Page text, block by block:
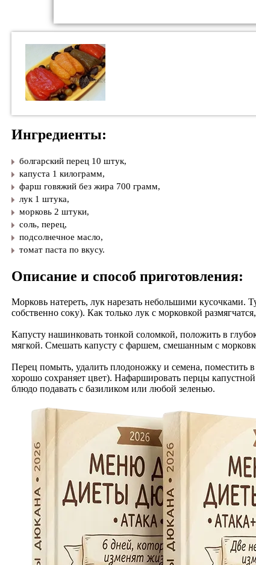
Ингредиенты:
болгарский перец 10 штук,
капуста 1 килограмм,
фарш говяжий без жира 700 грамм,
лук 1 штука,
морковь 2 штуки,
соль, перец,
подсолнечное масло,
томат паста по вкусу.
Описание и способ приготовления:
Морковь натереть, лук нарезать небольшими кусочками.
собственно соку). Как только лук с морковкой
Капусту нашинковать тонкой соломкой, положить в
мягкой. Смешать капусту с фаршем, смешанным с
Перец помыть, удалить плодоножку и семена, поместить
хорошо сохраняет цвет). Нафаршировать перцы
блюдо подавать с базиликом или любой зеленью.